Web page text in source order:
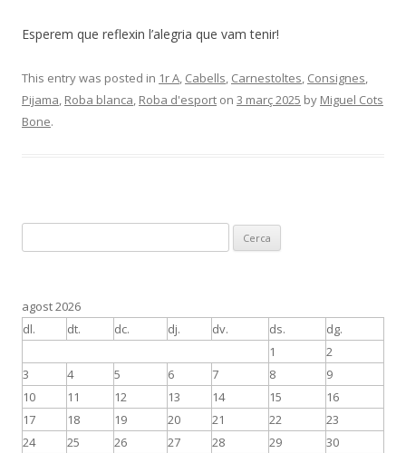
Esperem que reflexin l’alegria que vam tenir!
This entry was posted in 1r A, Cabells, Carnestoltes, Consignes,
Pijama, Roba blanca, Roba d'esport on 3 març 2025 by Miguel Cots
Bone.
e
a
:
agost 2026
dl.
dt. dc. dj. dv. ds. dg.
1
2
3
4 5 6 7 8
9
10
11 12 13 14 15
16
17
18 19 20 21 22
23
24
25 26 27 28 29
30